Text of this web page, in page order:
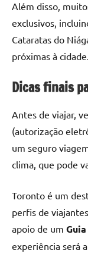
Além disso,
exclusivos,
Cataratas do
próximas à cidade.
Dicas finais
Antes de viajar,
(autorização
um seguro
clima, que pode
Toronto é um
perfis de
apoio de um
experiência será